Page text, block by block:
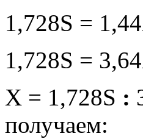
1,728S =
1,728S =
X = 1,728S :
получаем: